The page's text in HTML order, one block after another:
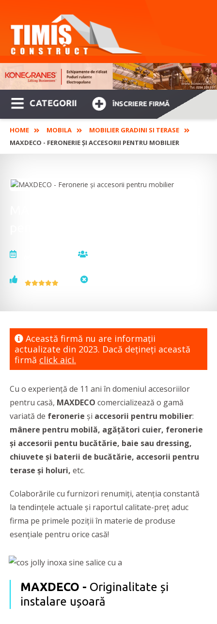
CATEGORII ÎNSCRIERE FIRMĂ
HOME MOBILA
MOBILIER GRADINI SI TERASE
MAXDECO - FERONERIE ȘI ACCESORII PENTRU MOBILIER
Această firmă nu are informaţii
actualizate din 2023. Dacă dețineți această
firmă click aici.
Cu o experiență de 11 ani în domeniul accesoriilor
pentru casă, MAXDECO comercializează o gamă
variată de feronerie și accesorii pentru mobilier:
mânere pentru mobilă, agățători cuier, feronerie
și accesorii pentu bucătărie, baie sau dressing,
chiuvete și baterii de bucătărie, accesorii pentru
terase și holuri, etc.
Colaborările cu furnizori renumiți, atenția constantă
la tendințele actuale și raportul calitate-preț aduc
firma pe primele poziții în materie de produse
esențiale pentru orice casă!
MAXDECO - Originalitate și
instalare ușoară